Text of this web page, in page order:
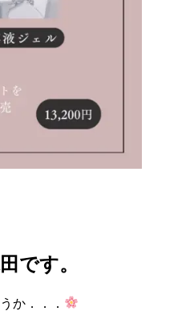
です。
か．．．